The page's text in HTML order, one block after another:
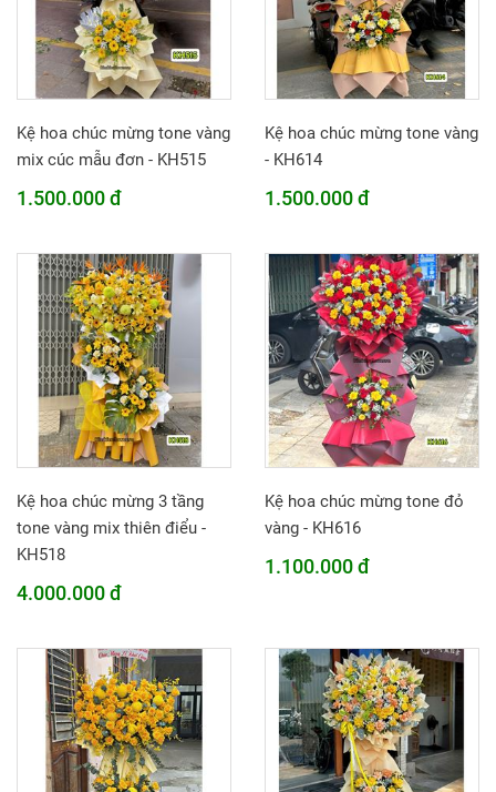
Kệ hoa chúc mừng tone vàng
mix cúc mẫu đơn - KH515
1.500.000 đ
Kệ hoa chúc mừng tone vàng
- KH614
1.500.000 đ
Kệ hoa chúc mừng 3 tầng
tone vàng mix thiên điểu -
KH518
4.000.000 đ
Kệ hoa chúc mừng tone đỏ
vàng - KH616
1.100.000 đ